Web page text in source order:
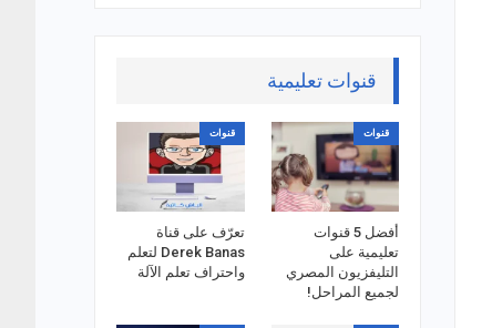
قنوات تعليمية
قنوات
أفضل 5 قنوات
تعليمية على
التليفزيون المصري
لجميع المراحل!
قنوات
تعرّف على قناة
Derek Banas لتعلم
واحتراف تعلم الآلة